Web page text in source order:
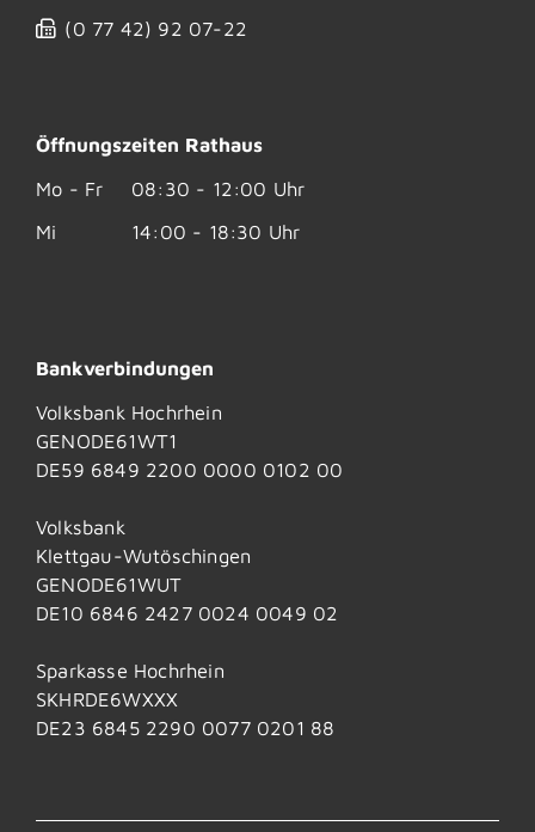
(0 77 42) 92 07-22
Öffnungszeiten Rathaus
Mo - Fr
08:30 - 12:00 Uhr
Mi
14:00 - 18:30 Uhr
Bankverbindungen
Volksbank Hochrhein
GENODE61WT1
DE59 6849 2200 0000 0102 00
Volksbank
Klettgau-Wutöschingen
GENODE61WUT
DE10 6846 2427 0024 0049 02
Sparkasse Hochrhein
SKHRDE6WXXX
DE23 6845 2290 0077 0201 88